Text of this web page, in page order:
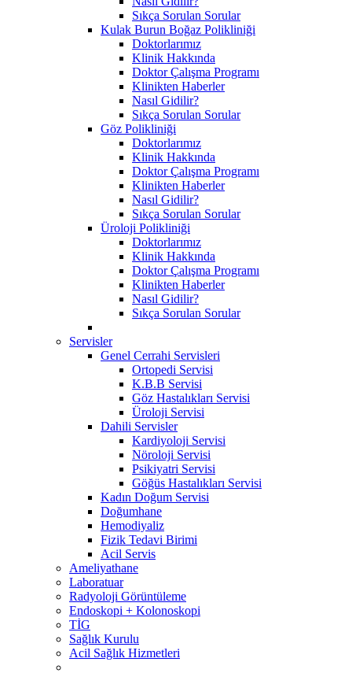
Sıkça Sorulan Sorular
Kulak Burun Boğaz Polikliniği
Doktorlarımız
Klinik Hakkında
Doktor Çalışma Programı
Klinikten Haberler
Nasıl Gidilir?
Sıkça Sorulan Sorular
Göz Polikliniği
Doktorlarımız
Klinik Hakkında
Doktor Çalışma Programı
Klinikten Haberler
Nasıl Gidilir?
Sıkça Sorulan Sorular
Üroloji Polikliniği
Doktorlarımız
Klinik Hakkında
Doktor Çalışma Programı
Klinikten Haberler
Nasıl Gidilir?
Sıkça Sorulan Sorular
Servisler
Genel Cerrahi Servisleri
Ortopedi Servisi
K.B.B Servisi
Göz Hastalıkları Servisi
Üroloji Servisi
Dahili Servisler
Kardiyoloji Servisi
Nöroloji Servisi
Psikiyatri Servisi
Göğüs Hastalıkları Servisi
Kadın Doğum Servisi
Doğumhane
Hemodiyaliz
Fizik Tedavi Birimi
Acil Servis
Ameliyathane
Laboratuar
Radyoloji Görüntüleme
Endoskopi + Kolonoskopi
TİG
Sağlık Kurulu
Acil Sağlık Hizmetleri